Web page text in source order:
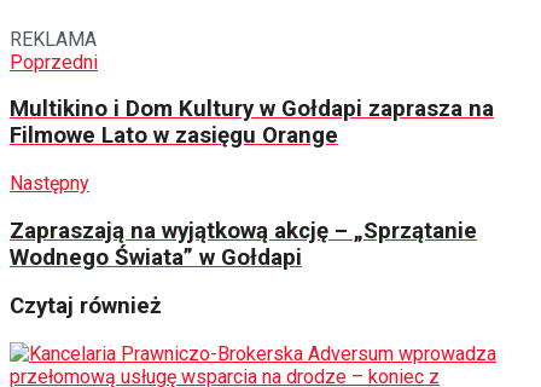
REKLAMA
Poprzedni
Multikino i Dom Kultury w Gołdapi zaprasza na
Filmowe Lato w zasięgu Orange
Następny
Zapraszają na wyjątkową akcję – „Sprzątanie
Wodnego Świata” w Gołdapi
Czytaj również